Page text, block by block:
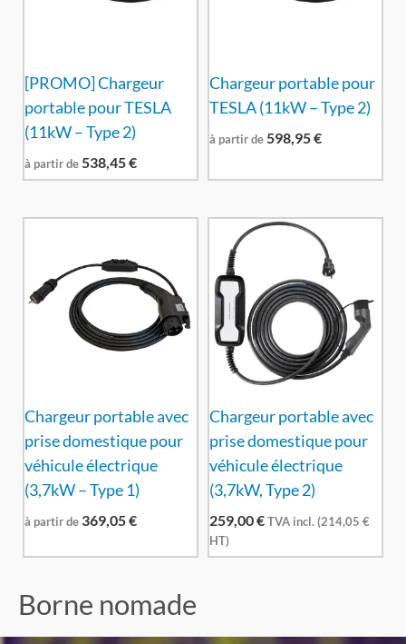
[PROMO] Chargeur
portable pour TESLA
(11kW – Type 2)
à partir de 538,45€
Chargeur portable pour
TESLA (11kW – Type 2)
à partir de 598,95€
Chargeur portable avec
prise domestique pour
véhicule électrique
(3,7kW – Type 1)
à partir de 369,05€
Chargeur portable avec
prise domestique pour
véhicule électrique
(3,7kW, Type 2)
259,00€TVA incl. (214,05 €
HT)
Borne nomade